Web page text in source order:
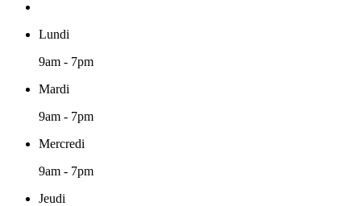
Lundi
9am - 7pm
Mardi
9am - 7pm
Mercredi
9am - 7pm
Jeudi